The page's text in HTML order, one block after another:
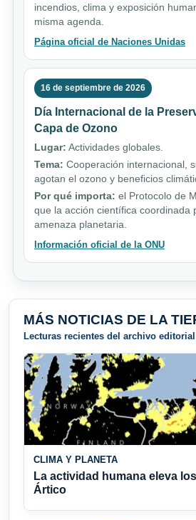
incendios, clima y exposición
misma agenda.
Página oficial de Naciones Unidas
16 de septiembre de 2026
Día Internacional de la
Capa de Ozono
Lugar: Actividades globales.
Tema: Cooperación internacional,
agotan el ozono y beneficios
Por qué importa: el Protocolo de
que la acción científica coordinada
amenaza planetaria.
Información oficial de la ONU
MÁS NOTICIAS DE LA
Lecturas recientes del archivo editorial
CLIMA Y PLANETA
La actividad humana eleva
Ártico